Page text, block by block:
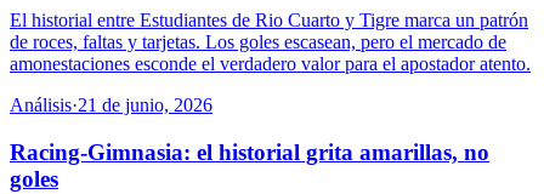
El historial entre Estudiantes de Rio Cuarto y Tigre marca un patrón
de roces, faltas y tarjetas. Los goles escasean, pero el mercado de
amonestaciones esconde el verdadero valor para el apostador atento.
Análisis·21 de junio, 2026
Racing-Gimnasia: el historial grita amarillas, no
goles